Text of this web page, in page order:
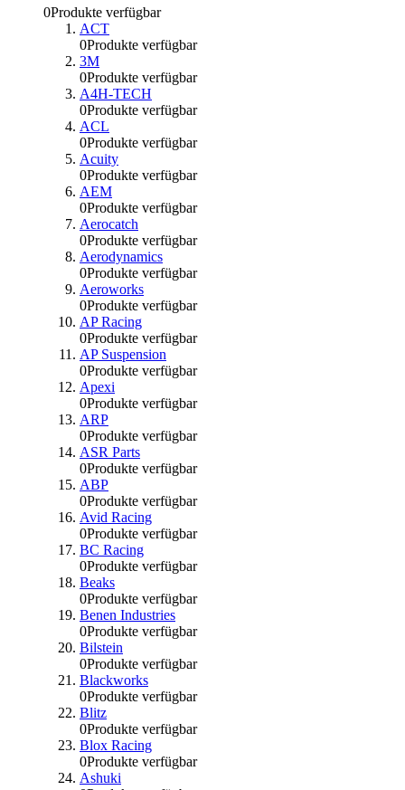
0Produkte verfügbar
ACT
0Produkte verfügbar
3M
0Produkte verfügbar
A4H-TECH
0Produkte verfügbar
ACL
0Produkte verfügbar
Acuity
0Produkte verfügbar
AEM
0Produkte verfügbar
Aerocatch
0Produkte verfügbar
Aerodynamics
0Produkte verfügbar
Aeroworks
0Produkte verfügbar
AP Racing
0Produkte verfügbar
AP Suspension
0Produkte verfügbar
Apexi
0Produkte verfügbar
ARP
0Produkte verfügbar
ASR Parts
0Produkte verfügbar
ABP
0Produkte verfügbar
Avid Racing
0Produkte verfügbar
BC Racing
0Produkte verfügbar
Beaks
0Produkte verfügbar
Benen Industries
0Produkte verfügbar
Bilstein
0Produkte verfügbar
Blackworks
0Produkte verfügbar
Blitz
0Produkte verfügbar
Blox Racing
0Produkte verfügbar
Ashuki